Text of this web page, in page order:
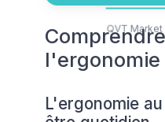
QVT
L'ergonomie